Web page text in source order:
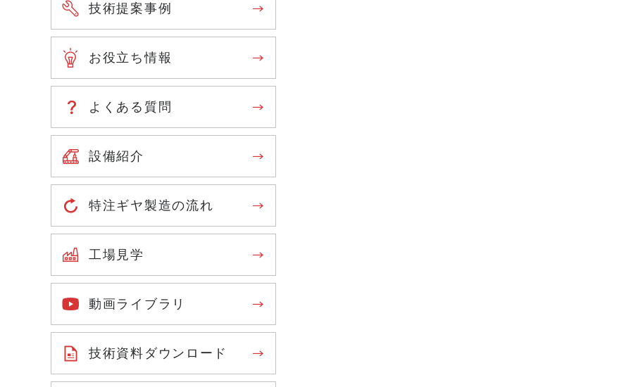
技術提案事例
お役立ち情報
よくある質問
設備紹介
特注ギヤ製造の流れ
工場見学
動画ライブラリ
技術資料ダウンロード